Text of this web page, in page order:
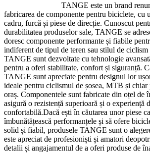
TANGE este un brand
fabricarea de componente pentru biciclete, cu
cadru, furcă și piese de direcție. Cunoscut
durabilitatea produselor sale, TANGE se
doresc componente performante și fiabile
indiferent de tipul de teren sau stilul de ciclism
TANGE sunt dezvoltate cu tehnologie
pentru a oferi stabilitate, confort și siguranță.
TANGE sunt apreciate pentru designul lor
ideale pentru ciclismul de șosea, MTB și chiar
oraș. Componentele sunt fabricate din oțel de
asigură o rezistență superioară și o experiență
confortabilă.Dacă ești în căutarea unor piese
îmbunătățească performanțele și să ofere
solid și fiabil, produsele TANGE sunt o
este apreciat de profesioniști și amatori
detalii și angajamentul de a oferi produse de